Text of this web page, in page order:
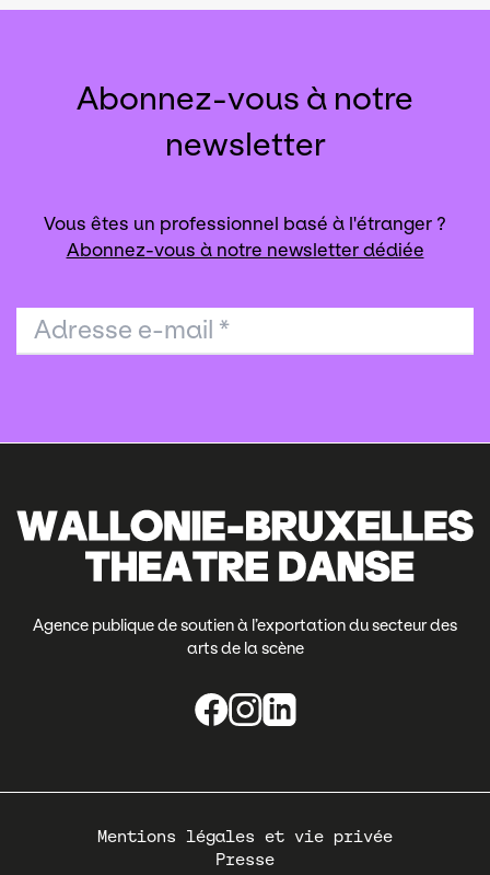
Abonnez-vous à notre
newsletter
Vous êtes un professionnel basé à l'étranger ?
Abonnez-vous à notre newsletter dédiée
Adresse e-mail *
Agence publique de soutien à l’exportation du secteur des
arts de la scène
Pied
Mentions légales et vie privée
Presse